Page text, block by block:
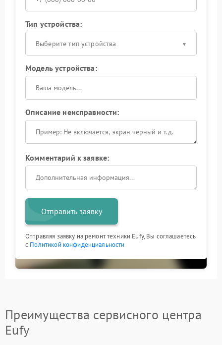
Тип устройства:
Выберите тип устройства
Модель устройства:
Описание неисправности:
Комментарий к заявке:
Отправить заявку
Отправляя заявку на ремонт техники Eufy, Вы соглашаетесь
с Политикой конфиденциальности
Преимущества сервисного центра
Eufy